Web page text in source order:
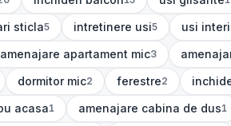
(15articole) (12articole)
sticla5 intretinere usi
(5articole) 5 usi
(5
amenajare apartament mic
(3articole) 3 (3
dormitor mic
(2articole) 2 ferestre
(2articole)
2 (2
acasa1 amenajare cabina de dus
(1articole) 1